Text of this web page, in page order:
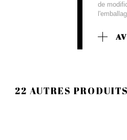
de
22 AUTRES